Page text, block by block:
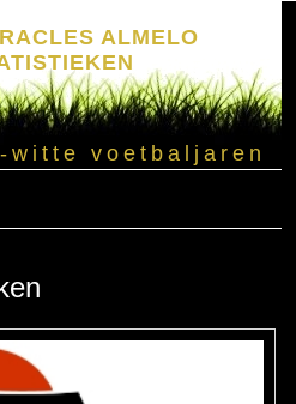
ALMELO
witte voetbaljaren